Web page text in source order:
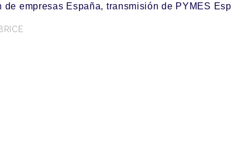
de empresas España, transmisión de PYMES